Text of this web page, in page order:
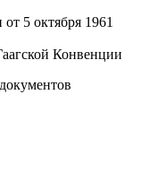
5 октября 1961
Конвенции